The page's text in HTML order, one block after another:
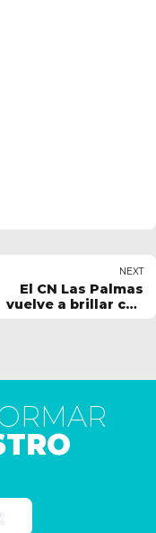
NEXT
El CN Las Palmas
vuelve a brillar con